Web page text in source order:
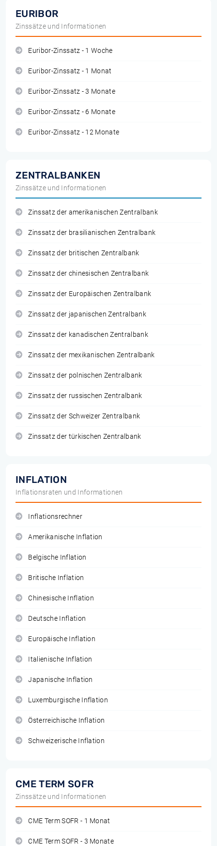
EURIBOR
Zinssätze und Informationen
Euribor-Zinssatz - 1 Woche
Euribor-Zinssatz - 1 Monat
Euribor-Zinssatz - 3 Monate
Euribor-Zinssatz - 6 Monate
Euribor-Zinssatz - 12 Monate
ZENTRALBANKEN
Zinssätze und Informationen
Zinssatz der amerikanischen Zentralbank
Zinssatz der brasilianischen Zentralbank
Zinssatz der britischen Zentralbank
Zinssatz der chinesischen Zentralbank
Zinssatz der Europäischen Zentralbank
Zinssatz der japanischen Zentralbank
Zinssatz der kanadischen Zentralbank
Zinssatz der mexikanischen Zentralbank
Zinssatz der polnischen Zentralbank
Zinssatz der russischen Zentralbank
Zinssatz der Schweizer Zentralbank
Zinssatz der türkischen Zentralbank
INFLATION
Inflationsraten und Informationen
Inflationsrechner
Amerikanische Inflation
Belgische Inflation
Britische Inflation
Chinesische Inflation
Deutsche Inflation
Europäische Inflation
Italienische Inflation
Japanische Inflation
Luxemburgische Inflation
Österreichische Inflation
Schweizerische Inflation
CME TERM SOFR
Zinssätze und Informationen
CME Term SOFR - 1 Monat
CME Term SOFR - 3 Monate